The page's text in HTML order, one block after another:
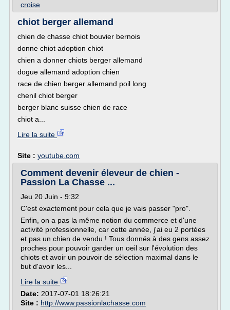
croise
chiot berger allemand
chien de chasse chiot bouvier bernois
donne chiot adoption chiot
chien a donner chiots berger allemand
dogue allemand adoption chien
race de chien berger allemand poil long
chenil chiot berger
berger blanc suisse chien de race
chiot a...
Lire la suite
Site : youtube.com
Comment devenir éleveur de chien -
Passion La Chasse ...
Jeu 20 Juin - 9:32
C'est exactement pour cela que je vais passer "pro".
Enfin, on a pas la même notion du commerce et d'une
activité professionnelle, car cette année, j'ai eu 2 portées
et pas un chien de vendu ! Tous donnés à des gens assez
proches pour pouvoir garder un oeil sur l'évolution des
chiots et avoir un pouvoir de sélection maximal dans le
but d'avoir les...
Lire la suite
Date: 2017-07-01 18:26:21
Site : http://www.passionlachasse.com